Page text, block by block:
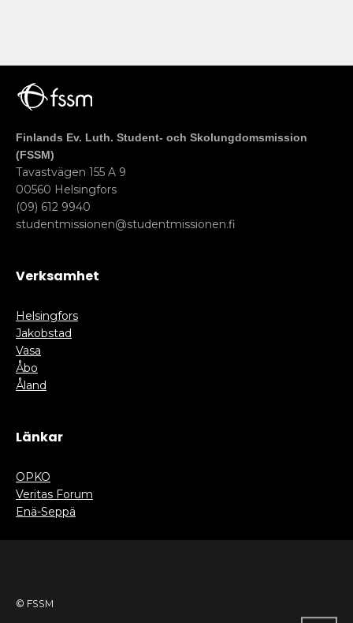
Finlands Ev. Luth. Student- och Skolungdomsmission
(FSSM)
Tavastvägen 155 A 9
00560 Helsingfors
(09) 612 9940
studentmissionen@studentmissionen.fi
Verksamhet
Helsingfors
Jakobstad
Vasa
Åbo
Åland
Länkar
OPKO
Veritas Forum
Enä-Seppä
© FSSM